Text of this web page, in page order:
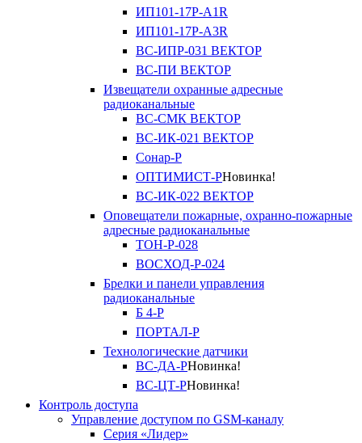
ИП101-17Р-A1R
ИП101-17Р-A3R
ВС-ИПР-031 ВЕКТОР
ВС-ПИ ВЕКТОР
Извещатели охранные адресные
радиоканальные
ВС-СМК ВЕКТОР
ВС-ИК-021 ВЕКТОР
Сонар-Р
ОПТИМИСТ-РНовинка!
ВС-ИК-022 ВЕКТОР
Оповещатели пожарные, охранно-пожарные
адресные радиоканальные
ТОН-Р-028
ВОСХОД-Р-024
Брелки и панели управления
радиоканальные
Б 4-Р
ПОРТАЛ-Р
Технологические датчики
ВС-ДА-РНовинка!
ВС-ЦТ-РНовинка!
Контроль доступа
Управление доступом по GSM-каналу
Серия «Лидер»